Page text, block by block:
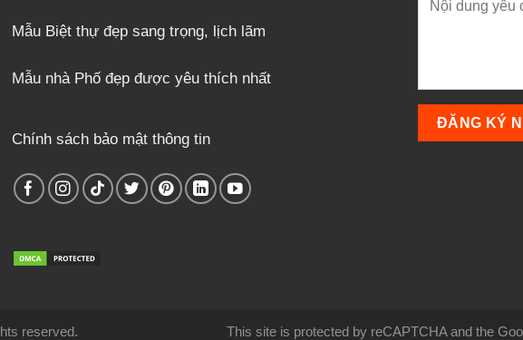
Mẫu Biệt thự đẹp sang trọng, lịch lãm
Mẫu nhà Phố đẹp được yêu thích nhất
Chính sách bảo mật thông tin
This site is protected by reCAPTCHA and the
reserved.